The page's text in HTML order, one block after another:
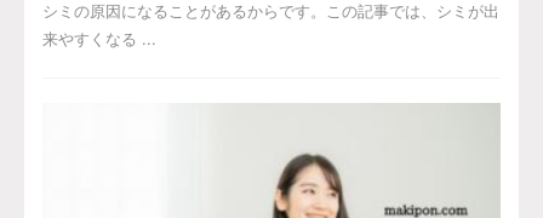
シミの原因になることがあるからです。この記事では、シミが出
来やすくなる ...